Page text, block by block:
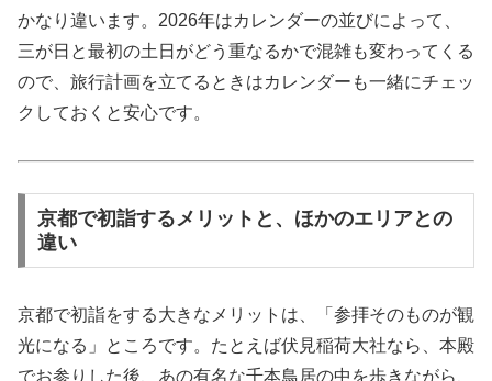
かなり違います。2026年はカレンダーの並びによって、
三が日と最初の土日がどう重なるかで混雑も変わってくる
ので、旅行計画を立てるときはカレンダーも一緒にチェッ
クしておくと安心です。
京都で初詣するメリットと、ほかのエリアとの
違い
京都で初詣をする大きなメリットは、「参拝そのものが観
光になる」ところです。たとえば伏見稲荷大社なら、本殿
でお参りした後、あの有名な千本鳥居の中を歩きながら、